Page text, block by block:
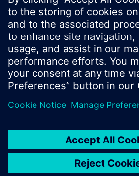
© Siemens Switzerland Ltd. 2017